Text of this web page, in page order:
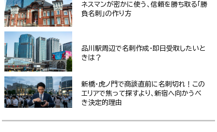
ネスマンが密かに使う、信頼を勝ち取る「勝
負名刺」の作り方
品川駅周辺で名刺作成・即日受取したいと
きは？
新橋・虎ノ門で商談直前に名刺切れ！この
エリアで焦って探すより、新宿へ向かうべ
き決定的理由